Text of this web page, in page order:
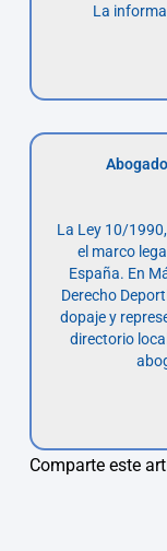
La
La Ley 10/
el marco
España. En
Derecho
dopaje y
directorio
Comparte este